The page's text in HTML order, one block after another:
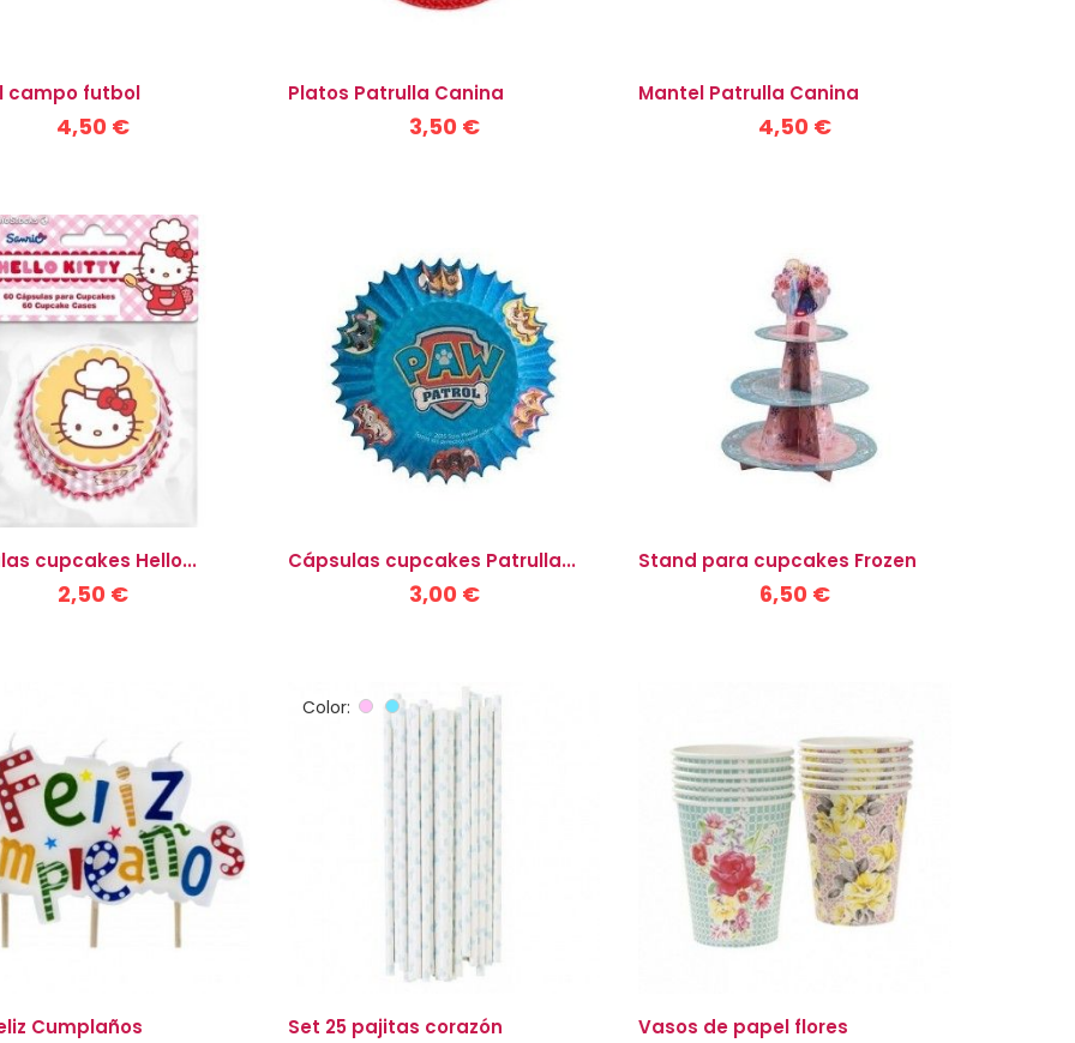
campo futbol
4,50 €
Platos Patrulla Canina
3,50 €
Mantel Patrulla Canina
4,50 €
cupcakes Hello...
2,50 €
Cápsulas cupcakes Patrulla...
3,00 €
Stand para cupcakes Frozen
6,50 €
Cumplaños Set 25 pajitas corazón
Color: Rosaazul
cielo
Vasos de papel flores